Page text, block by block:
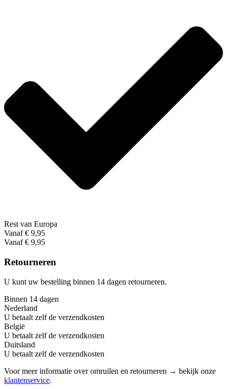
Rest van Europa
Vanaf € 9,95
Vanaf € 9,95
Retourneren
U kunt uw bestelling binnen 14 dagen retourneren.
Binnen 14 dagen
Nederland
U betaalt zelf de verzendkosten
België
U betaalt zelf de verzendkosten
Duitsland
U betaalt zelf de verzendkosten
Voor meer informatie over omruilen en retourneren → bekijk onze
klantenservice.